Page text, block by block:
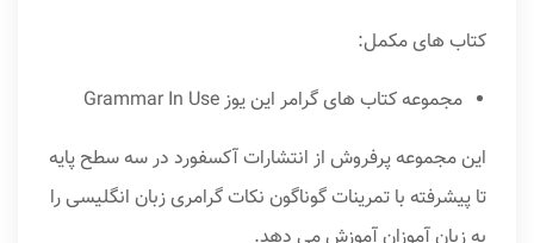
کتاب های مکمل:
مجموعه کتاب های گرامر این یوز Grammar In Use
این مجموعه پرفروش از انتشارات آکسفورد در سه سطح پایه
تا پیشرفته با تمرینات گوناگون نکات گرامری زبان انگلیسی را